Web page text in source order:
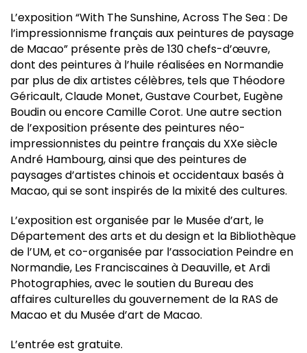
L’exposition “With The Sunshine, Across The Sea : De
l’impressionnisme français aux peintures de paysage
de Macao” présente près de 130 chefs-d’œuvre,
dont des peintures à l’huile réalisées en Normandie
par plus de dix artistes célèbres, tels que Théodore
Géricault, Claude Monet, Gustave Courbet, Eugène
Boudin ou encore Camille Corot. Une autre section
de l’exposition présente des peintures néo-
impressionnistes du peintre français du XXe siècle
André Hambourg, ainsi que des peintures de
paysages d’artistes chinois et occidentaux basés à
Macao, qui se sont inspirés de la mixité des cultures.
L’exposition est organisée par le Musée d’art, le
Département des arts et du design et la Bibliothèque
de l’UM, et co-organisée par l’association Peindre en
Normandie, Les Franciscaines à Deauville, et Ardi
Photographies, avec le soutien du Bureau des
affaires culturelles du gouvernement de la RAS de
Macao et du Musée d’art de Macao.
L’entrée est gratuite.